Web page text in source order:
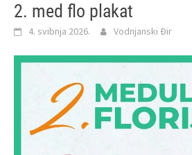
2. med flo plakat
4. svibnja 2026. Vodnjanski Đir